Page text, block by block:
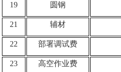
19 圆钢
21 辅材
22 部署调试费
23 高空作业费